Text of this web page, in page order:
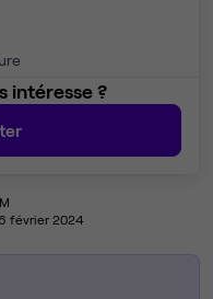
intéresse ?
février 2024